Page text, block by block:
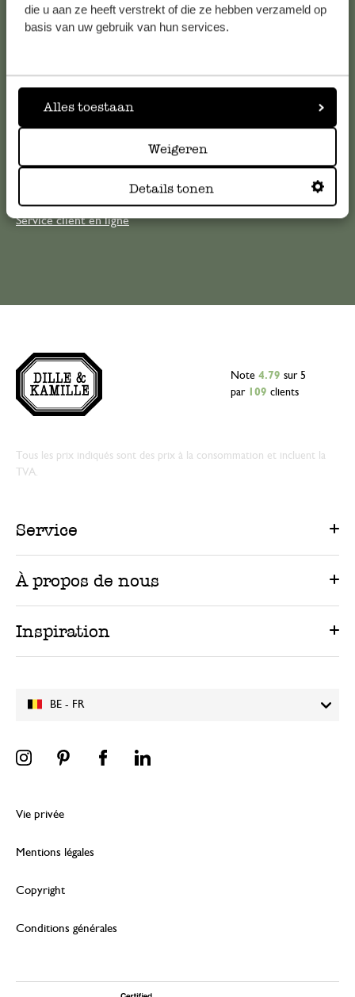
die u aan ze heeft verstrekt of die ze hebben verzameld op
basis van uw gebruik van hun services.
Alles toestaan
Weigeren
Details tonen
Pour toute question ou demande de conseil ou d’aide,
veuillez contacter notre service clientèle. Ou retrouvez ici
nos réponses auxquestions les plus fréquemment posées.
Service client en ligne
BE - FR
Note 4.79 sur 5
par
109 clients
Tous les prix indiqués sont des prix à la consommation et incluent la
TVA.
Service
À propos de nous
Inspiration
Vie privée
Mentions légales
Copyright
Conditions générales